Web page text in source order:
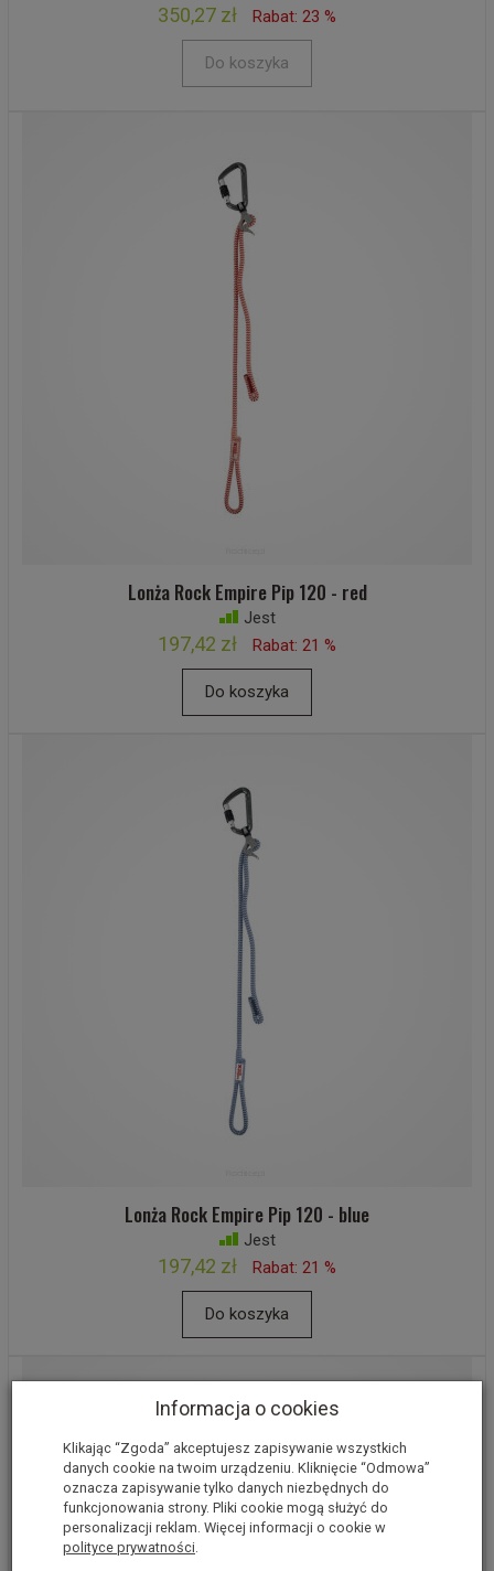
350,27 zł Rabat: 23 %
Do koszyka
Lonża Rock Empire Pip 120 - red
Jest
197,42 zł Rabat: 21 %
Do koszyka
Lonża Rock Empire Pip 120 - blue
Jest
197,42 zł Rabat: 21 %
Do koszyka
Informacja o cookies
Klikając “Zgoda” akceptujesz zapisywanie wszystkich
danych cookie na twoim urządzeniu. Kliknięcie “Odmowa”
oznacza zapisywanie tylko danych niezbędnych do
funkcjonowania strony. Pliki cookie mogą służyć do
personalizacji reklam. Więcej informacji o cookie w
polityce prywatności